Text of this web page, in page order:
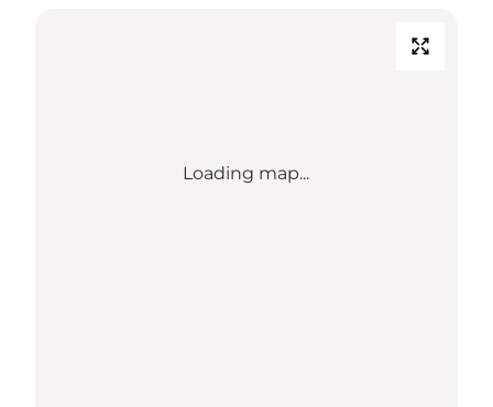
Loading map...